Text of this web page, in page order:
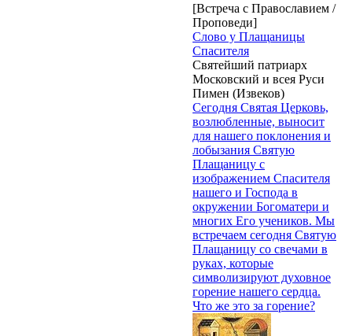
[Встреча с Православием /
Проповеди]
Слово у Плащаницы
Спасителя
Святейший патриарх
Московский и всея Руси
Пимен (Извеков)
Сегодня Святая Церковь,
возлюбленные, выносит
для нашего поклонения и
лобызания Святую
Плащаницу с
изображением Спасителя
нашего и Господа в
окружении Богоматери и
многих Его учеников. Мы
встречаем сегодня Святую
Плащаницу со свечами в
руках, которые
символизируют духовное
горение нашего сердца.
Что же это за горение?